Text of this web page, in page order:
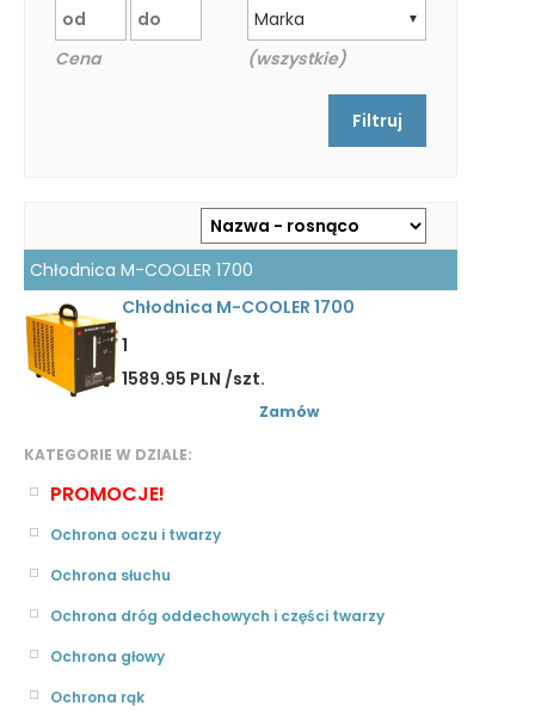
KATEGORIE W DZIALE:
PROMOCJE!
Ochrona oczu i twarzy
Ochrona słuchu
Ochrona dróg oddechowych i części twarzy
Ochrona głowy
Ochrona rąk
Cena
▼
Marka
(wszystkie)
Chłodnica M-COOLER 1700
Chłodnica M-COOLER 1700
1
1589.95 PLN /szt.
Zamów